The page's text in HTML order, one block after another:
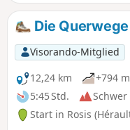
Die
Visorando-Mitglied
12,24 km
+794 m
5:45 Std.
Schwer
Start in Rosis